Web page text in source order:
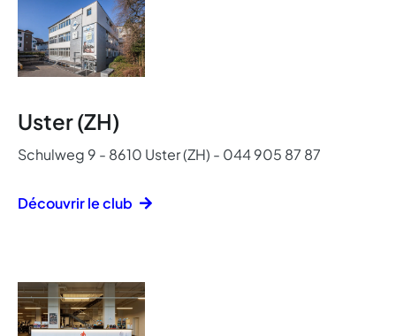
Uster (ZH)
Schulweg 9 - 8610 Uster (ZH) - 044 905 87 87
Découvrir le club